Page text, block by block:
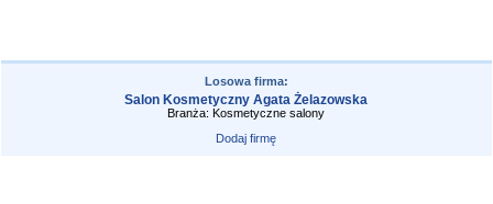
Losowa firma:
Salon Kosmetyczny Agata Żelazowska
Branża: Kosmetyczne salony
Dodaj firmę